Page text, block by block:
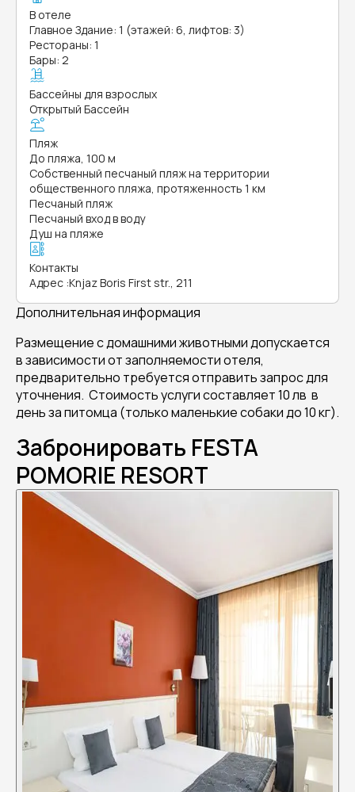
В отеле
Главное Здание: 1 (этажей: 6, лифтов: 3)
Рестораны: 1
Бары: 2
Бассейны для взрослых
Открытый Бассейн
Пляж
До пляжа, 100 м
Собственный песчаный пляж на территории
общественного пляжа, протяженность 1 км
Песчаный пляж
Песчаный вход в воду
Душ на пляже
Контакты
Адрес :Knjaz Boris First str., 211
Дополнительная информация
Размещение с домашними животными допускается
в зависимости от заполняемости отеля,
предварительно требуется отправить запрос для
уточнения. Стоимость услуги составляет 10 лв в
день за питомца (только маленькие собаки до 10 кг).
Забронировать FESTA
POMORIE RESORT